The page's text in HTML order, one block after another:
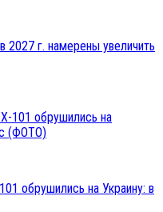
г. намерены увеличить
обрушились на Украину: в